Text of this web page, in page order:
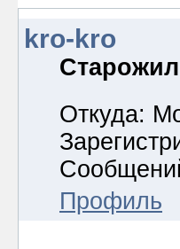
kro-kro
Откуда:
Профиль